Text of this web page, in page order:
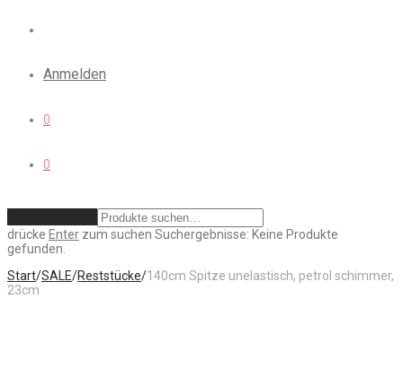
Anmelden
0
0
drücke Enter zum suchen Suchergebnisse: Keine Produkte
gefunden.
Start/SALE/Reststücke/140cm Spitze unelastisch, petrol schimmer,
23cm